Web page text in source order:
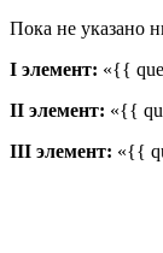
Пока не указано
I элемент: «{{
II элемент: «{{
III элемент: «{{